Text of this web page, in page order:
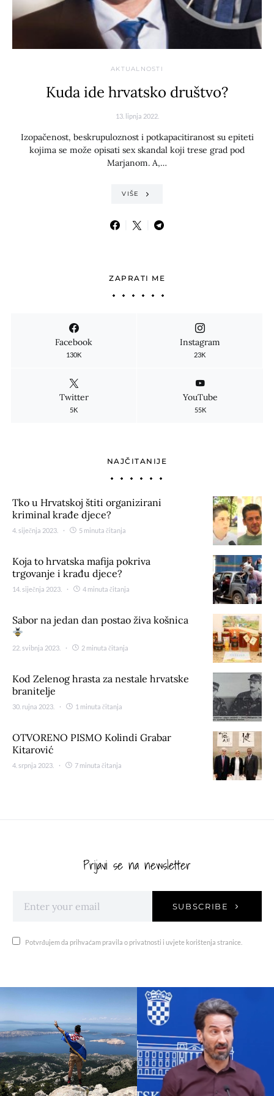
AKTUALNOSTI
Kuda ide hrvatsko društvo?
13. lipnja 2022.
Izopačenost, beskrupuloznost i potkapacitiranost su epiteti
kojima se može opisati sex skandal koji trese grad pod
Marjanom. A,…
VIŠE
ZAPRATI ME
Facebook
130K
Instagram
23K
Twitter
5K
YouTube
55K
NAJČITANIJE
Tko u Hrvatskoj štiti organizirani
kriminal krađe djece?
4. siječnja 2023. 5 minuta čitanja
Koja to hrvatska mafija pokriva
trgovanje i krađu djece?
14. siječnja 2023. 4 minuta čitanja
Sabor na jedan dan postao živa košnica
22. svibnja 2023. 2 minuta čitanja
Kod Zelenog hrasta za nestale hrvatske
branitelje
30. rujna 2023. 1 minuta čitanja
OTVORENO PISMO Kolindi Grabar
Kitarović
4. srpnja 2023. 7 minuta čitanja
Prijavi se na newsletter
SUBSCRIBE
Potvrđujem da prihvaćam pravila o privatnosti i uvjete korištenja stranice.